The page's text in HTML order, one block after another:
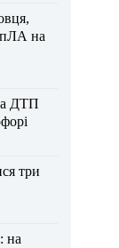
на
ДТП
три
на